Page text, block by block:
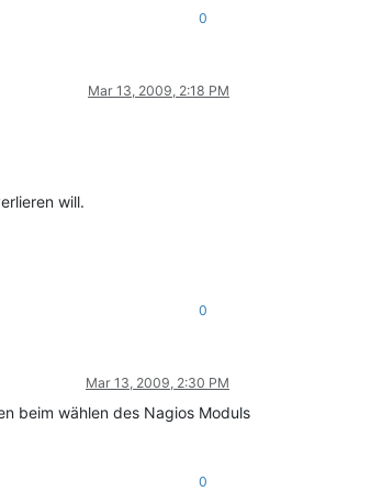
0
Mar 13, 2009, 2:18 PM
will.
0
Mar 13, 2009, 2:30 PM
beim wählen des Nagios Moduls
0